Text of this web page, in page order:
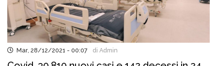
Mar, 28/12/2021 - 00:07 di Admin